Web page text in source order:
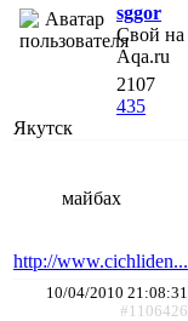
sggor
Свой на
Aqa.ru
2107
435
Якутск
майбах
http://www.cichliden...
10/04/2010 21:08:31
#1106426